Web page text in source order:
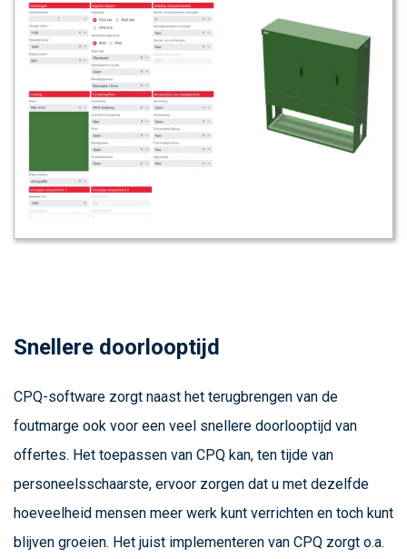
Snellere doorlooptijd
CPQ-software zorgt naast het terugbrengen van de
foutmarge ook voor een veel snellere doorlooptijd van
offertes. Het toepassen van CPQ kan, ten tijde van
personeelsschaarste, ervoor zorgen dat u met dezelfde
hoeveelheid mensen meer werk kunt verrichten en toch kunt
blijven groeien. Het juist implementeren van CPQ zorgt o.a.